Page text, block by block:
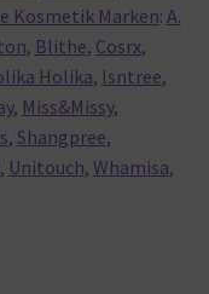
Kosmetik Marken: A.
, Blithe, Cosrx,
Holika, Isntree,
, Miss&Missy,
, Shangpree,
, Unitouch, Whamisa,